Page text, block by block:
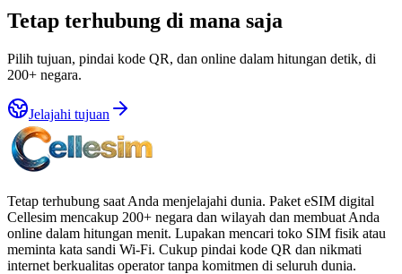
Tetap terhubung di mana saja
Pilih tujuan, pindai kode QR, dan online dalam hitungan detik, di
200+ negara.
Jelajahi tujuan
Tetap terhubung saat Anda menjelajahi dunia. Paket eSIM digital
Cellesim mencakup 200+ negara dan wilayah dan membuat Anda
online dalam hitungan menit. Lupakan mencari toko SIM fisik atau
meminta kata sandi Wi-Fi. Cukup pindai kode QR dan nikmati
internet berkualitas operator tanpa komitmen di seluruh dunia.